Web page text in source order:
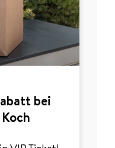
bei